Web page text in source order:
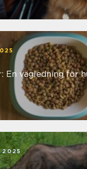
En vägledning för